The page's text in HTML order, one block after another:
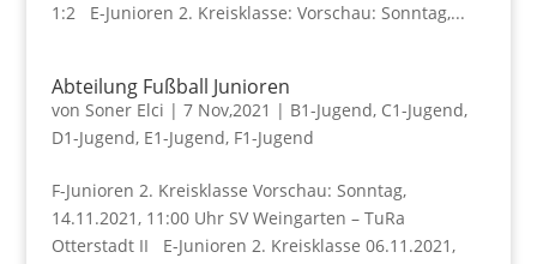
1:2 E-Junioren 2. Kreisklasse: Vorschau: Sonntag,...
Abteilung Fußball Junioren
von Soner Elci | 7 Nov,2021 | B1-Jugend, C1-Jugend,
D1-Jugend, E1-Jugend, F1-Jugend
F-Junioren 2. Kreisklasse Vorschau: Sonntag,
14.11.2021, 11:00 Uhr SV Weingarten – TuRa
Otterstadt II E-Junioren 2. Kreisklasse 06.11.2021,